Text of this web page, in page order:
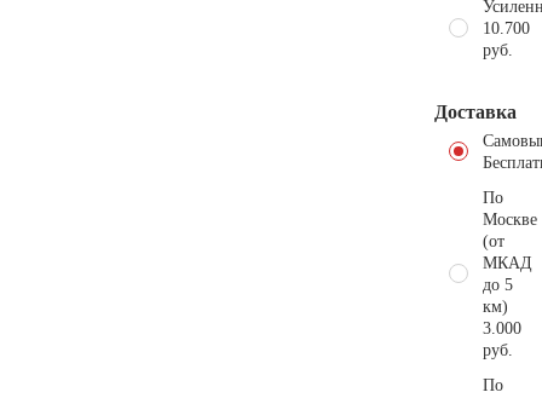
10.700
руб.
Доставка
По
Москве
(от
МКАД
до 5
км)
3.000
руб.
По